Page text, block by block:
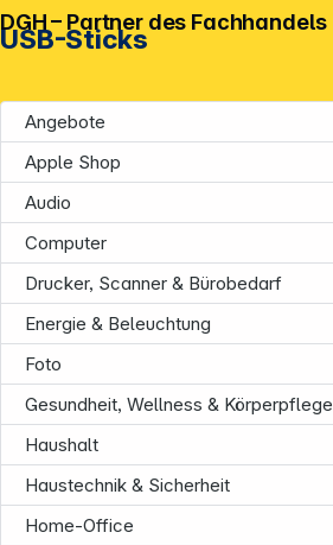
USB-Sticks
Angebote
Apple Shop
Audio
Computer
Drucker, Scanner & Bürobedarf
Energie & Beleuchtung
Foto
Gesundheit, Wellness & Körperpflege
Haushalt
Haustechnik & Sicherheit
Home-Office
DGH – Partner des Fachhandels